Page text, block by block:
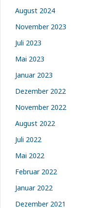
August 2024
November 2023
Juli 2023
Mai 2023
Januar 2023
Dezember 2022
November 2022
August 2022
Juli 2022
Mai 2022
Februar 2022
Januar 2022
Dezember 2021